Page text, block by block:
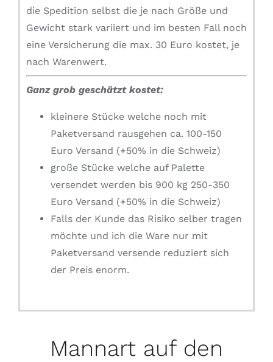
die Spedition selbst die je nach Größe und
Gewicht stark variiert und im besten Fall noch
eine Versicherung die max. 30 Euro kostet, je
nach Warenwert.
Ganz grob geschätzt kostet:
kleinere Stücke welche noch mit
Paketversand rausgehen ca. 100-150
Euro Versand (+50% in die Schweiz)
große Stücke welche auf Palette
versendet werden bis 900 kg 250-350
Euro Versand (+50% in die Schweiz)
Falls der Kunde das Risiko selber tragen
möchte und ich die Ware nur mit
Paketversand versende reduziert sich
der Preis enorm.
Mannart auf den